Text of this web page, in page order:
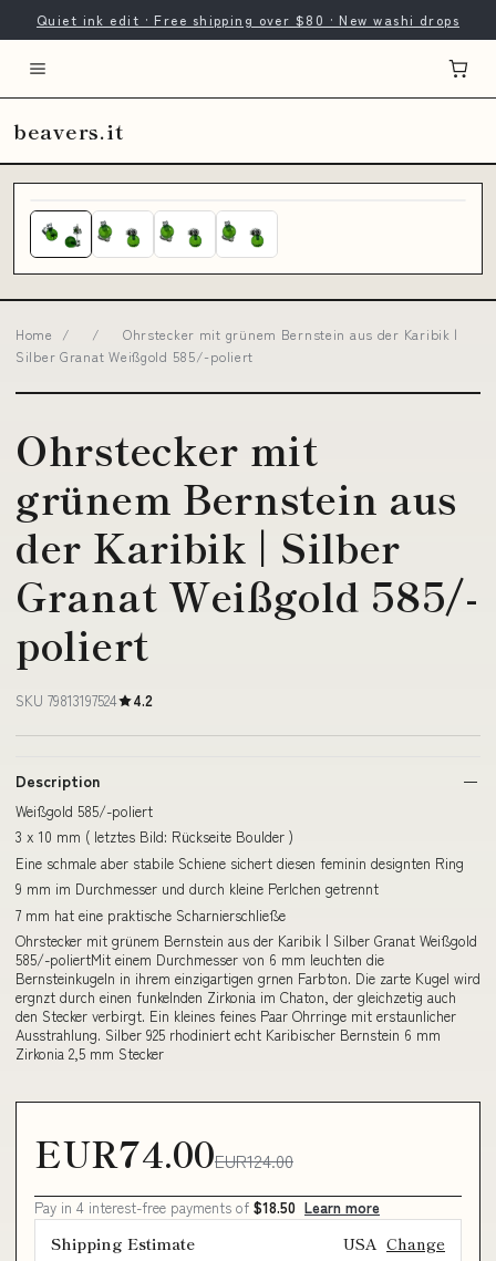
Quiet ink edit · Free shipping over $80 · New washi drops
beavers.it
Home / /
Ohrstecker mit grünem Bernstein aus der Karibik |
Silber Granat Weißgold 585/-poliert
Ohrstecker mit
grünem Bernstein aus
der Karibik | Silber
Granat Weißgold 585/-
poliert
SKU 79813197524 4.2
Description
Weißgold 585/-poliert
3 x 10 mm ( letztes Bild: Rückseite Boulder )
Eine schmale aber stabile Schiene sichert diesen feminin designten Ring
9 mm im Durchmesser und durch kleine Perlchen getrennt
7 mm hat eine praktische Scharnierschließe
Ohrstecker mit grünem Bernstein aus der Karibik | Silber Granat Weißgold
585/-poliertMit einem Durchmesser von 6 mm leuchten die
Bernsteinkugeln in ihrem einzigartigen grnen Farbton. Die zarte Kugel wird
ergnzt durch einen funkelnden Zirkonia im Chaton, der gleichzetig auch
den Stecker verbirgt. Ein kleines feines Paar Ohrringe mit erstaunlicher
Ausstrahlung. Silber 925 rhodiniert echt Karibischer Bernstein 6 mm
Zirkonia 2,5 mm Stecker
EUR74.00EUR124.00
Pay in 4 interest-free payments of $18.50 Learn more
Shipping Estimate USA Change